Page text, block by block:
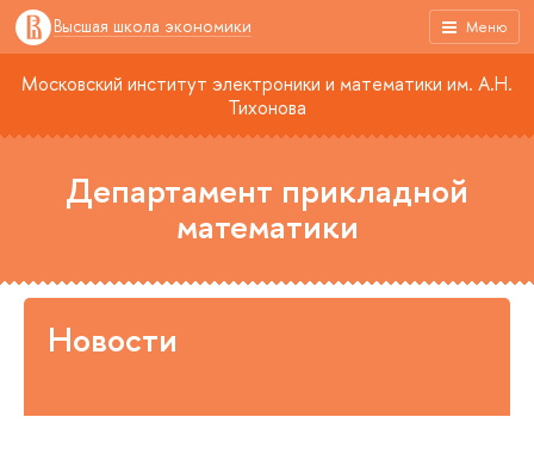
Меню
Высшая школа экономики
Московский институт электроники и математики им. А.Н.
Тихонова
Департамент прикладной
математики
Новости